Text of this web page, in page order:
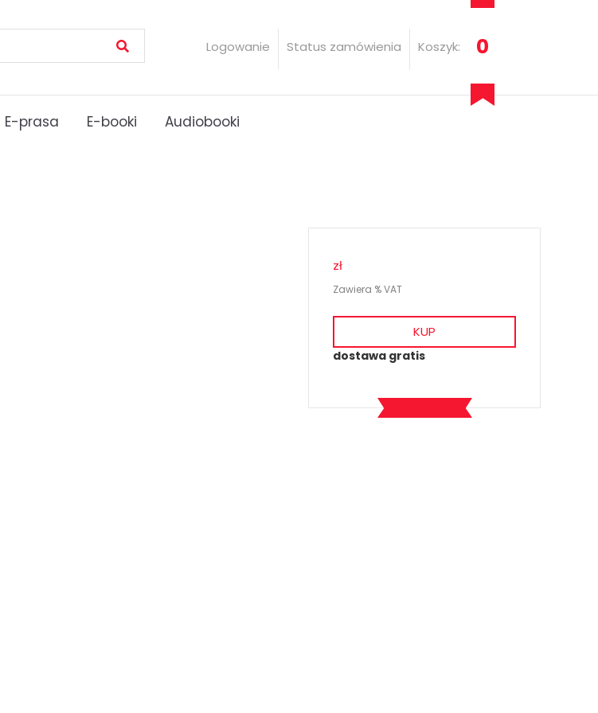
Logowanie Status zamówienia Koszyk: 0
E-prasa E-booki Audiobooki
zł
Zawiera % VAT
KUP
dostawa gratis